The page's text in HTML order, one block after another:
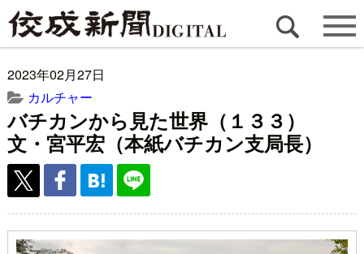
2023年02月27日
カルチャー
バチカンから見た世界（１３３）
文・宮平宏（本紙バチカン支局長）